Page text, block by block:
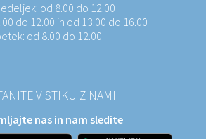
od 8.00 do 12.00
do 12.00 in od 13.00 do 16.00
od 8.00 do 12.00
V STIKU Z NAMI
nas in nam sledite